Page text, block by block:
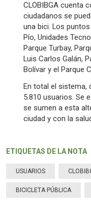
CLOBIBGA cuenta
ciudadanos se
una bici. Los
Pío, Unidades
Parque Turbay,
Luis Carlos Galán,
Bolívar y el Parque
En total el sistema,
5.810 usuarios. Se
se sumen a esta
ciudad y con la
ETIQUETAS DE LA NOTA
USUARIOS
BICICLETA PÚBLICA